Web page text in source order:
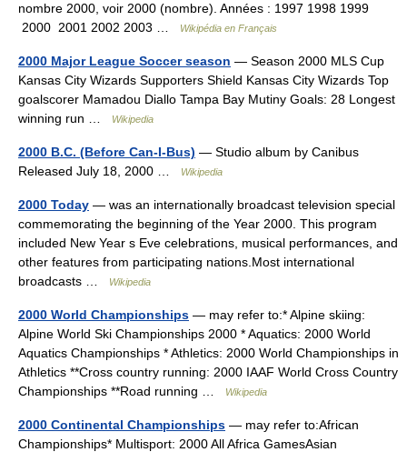
nombre 2000, voir 2000 (nombre). Années : 1997 1998 1999
2000 2001 2002 2003 …
Wikipédia en Français
2000 Major League Soccer season — Season 2000 MLS Cup
Kansas City Wizards Supporters Shield Kansas City Wizards Top
goalscorer Mamadou Diallo Tampa Bay Mutiny Goals: 28 Longest
winning run …
Wikipedia
2000 B.C. (Before Can-I-Bus) — Studio album by Canibus
Released July 18, 2000 …
Wikipedia
2000 Today — was an internationally broadcast television special
commemorating the beginning of the Year 2000. This program
included New Year s Eve celebrations, musical performances, and
other features from participating nations.Most international
broadcasts …
Wikipedia
2000 World Championships — may refer to:* Alpine skiing:
Alpine World Ski Championships 2000 * Aquatics: 2000 World
Aquatics Championships * Athletics: 2000 World Championships in
Athletics **Cross country running: 2000 IAAF World Cross Country
Championships **Road running …
Wikipedia
2000 Continental Championships — may refer to:African
Championships* Multisport: 2000 All Africa GamesAsian